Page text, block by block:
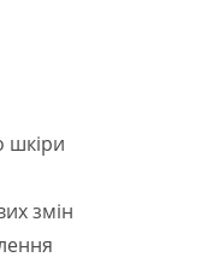
шкіри
змін